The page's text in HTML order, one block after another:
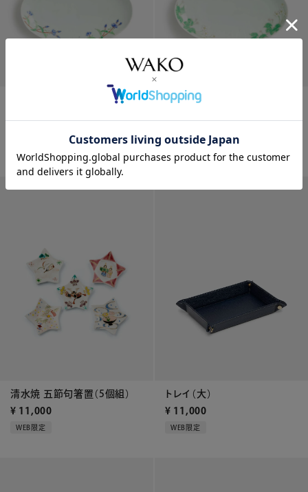
波佐見焼 藤川法男作 長楕円
波佐見焼 藤川法男作 長楕円
清水焼 五節句箸置（5個組）
¥ 11,000
WEB限定
トレイ（大）
¥ 11,000
WEB限定